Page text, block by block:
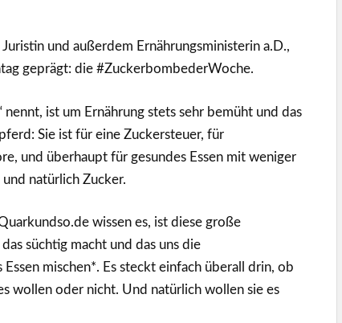
und außerdem Ernährungsministerin a.D.,
geprägt: die #ZuckerbombederWoche.
nennt, ist um Ernährung stets sehr bemüht und das
Sie ist für eine Zuckersteuer, für
und überhaupt für gesundes Essen mit weniger
natürlich Zucker.
wissen es, ist diese große
süchtig macht und das uns die
mischen*. Es steckt einfach überall drin, ob
wollen oder nicht. Und natürlich wollen sie es